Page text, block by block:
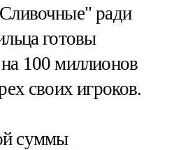
ради
готовы
100 миллионов
своих игроков.
суммы